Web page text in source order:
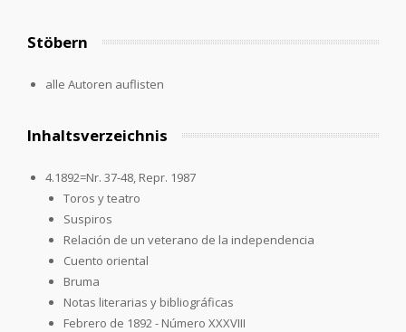
Stöbern
alle Autoren auflisten
Inhaltsverzeichnis
4.1892=Nr. 37-48, Repr. 1987
Toros y teatro
Suspiros
Relación de un veterano de la independencia
Cuento oriental
Bruma
Notas literarias y bibliográficas
Febrero de 1892 - Número XXXVIII